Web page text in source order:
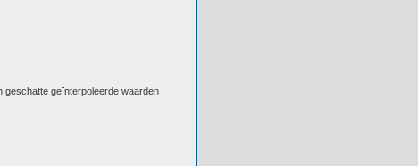
geschatte geïnterpoleerde waarden